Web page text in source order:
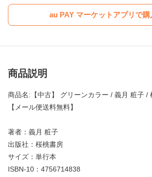
au PAY マーケットアプリで購
商品説明
商品名:【中古】 グリーンカラー / 義月 粧子 /
【メール便送料無料】
著者：義月 粧子
出版社：桜桃書房
サイズ：単行本
ISBN-10：4756714838